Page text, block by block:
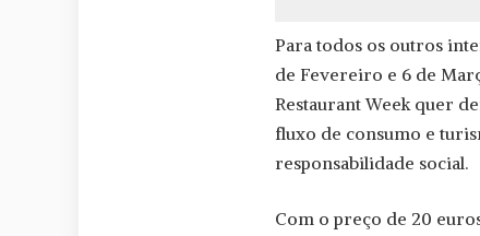
Para todos os outros
de Fevereiro e 6 de
Restaurant Week quer
fluxo de consumo e
responsabilidade social.
Com o preço de 20